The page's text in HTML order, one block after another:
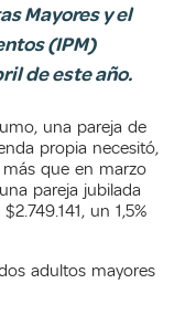
Mayores y el
(IPM)
de este año.
una pareja de
propia necesitó,
más que en marzo
pareja jubilada
un 1,5%
adultos mayores